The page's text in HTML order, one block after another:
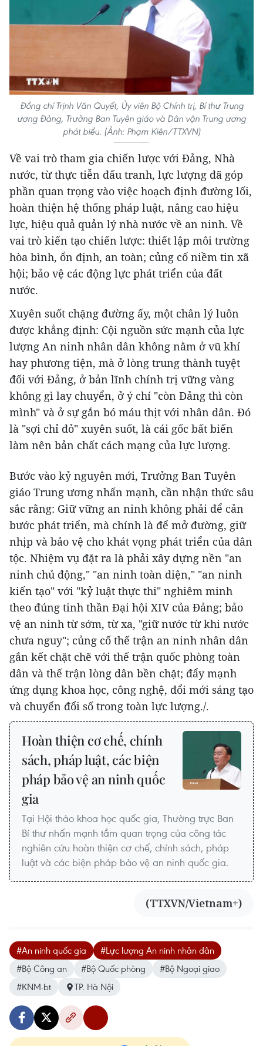
Đồng chí Trịnh Văn Quyết, Ủy viên Bộ Chính trị, Bí thư Trung
ương Đảng, Trưởng Ban Tuyên giáo và Dân vận Trung ương
phát biểu. (Ảnh: Phạm Kiên/TTXVN)
Về vai trò tham gia chiến lược với Đảng, Nhà
nước, từ thực tiễn đấu tranh, lực lượng đã góp
phần quan trọng vào việc hoạch định đường lối,
hoàn thiện hệ thống pháp luật, nâng cao hiệu
lực, hiệu quả quản lý nhà nước về an ninh. Về
vai trò kiến tạo chiến lược: thiết lập môi trường
hòa bình, ổn định, an toàn; củng cố niềm tin xã
hội; bảo vệ các động lực phát triển của đất
nước.
Xuyên suốt chặng đường ấy, một chân lý luôn
được khẳng định: Cội nguồn sức mạnh của lực
lượng An ninh nhân dân không nằm ở vũ khí
hay phương tiện, mà ở lòng trung thành tuyệt
đối với Đảng, ở bản lĩnh chính trị vững vàng
không gì lay chuyển, ở ý chí "còn Đảng thì còn
mình" và ở sự gắn bó máu thịt với nhân dân. Đó
là "sợi chỉ đỏ" xuyên suốt, là cái gốc bất biến
làm nên bản chất cách mạng của lực lượng.
Bước vào kỷ nguyên mới, Trưởng Ban Tuyên
giáo Trung ương nhấn mạnh, cần nhận thức sâu
sắc rằng: Giữ vững an ninh không phải để cản
bước phát triển, mà chính là để mở đường, giữ
nhịp và bảo vệ cho khát vọng phát triển của dân
tộc. Nhiệm vụ đặt ra là phải xây dựng nền "an
ninh chủ động," "an ninh toàn diện," "an ninh
kiến tạo" với "kỷ luật thực thi" nghiêm minh
theo đúng tinh thần Đại hội XIV của Đảng; bảo
vệ an ninh từ sớm, từ xa, "giữ nước từ khi nước
chưa nguy"; củng cố thế trận an ninh nhân dân
gắn kết chặt chẽ với thế trận quốc phòng toàn
dân và thế trận lòng dân bền chặt; đẩy mạnh
ứng dụng khoa học, công nghệ, đổi mới sáng tạo
và chuyển đổi số trong toàn lực lượng./.
Hoàn thiện cơ chế, chính
sách, pháp luật, các biện
pháp bảo vệ an ninh quốc
gia
Tại Hội thảo khoa học quốc gia, Thường trực Ban
Bí thư nhấn mạnh tầm quan trọng của công tác
nghiên cứu hoàn thiện cơ chế, chính sách, pháp
luật và các biện pháp bảo vệ an ninh quốc gia.
(TTXVN/Vietnam+)
#An ninh quốc gia
#Lực lượng An ninh nhân dân
#Bộ Công an
#Bộ Quốc phòng
#Bộ Ngoại giao
#KNM-bt
TP. Hà Nội